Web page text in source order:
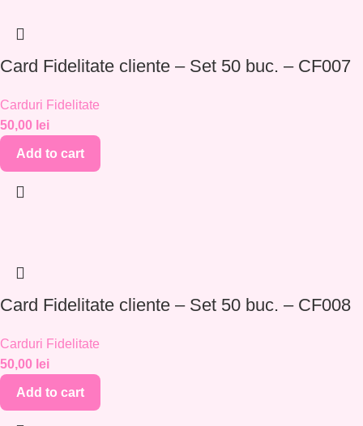
Card Fidelitate cliente – Set 50 buc. – CF007
Carduri Fidelitate
50,00 lei
Add to cart
Card Fidelitate cliente – Set 50 buc. – CF008
Carduri Fidelitate
50,00 lei
Add to cart